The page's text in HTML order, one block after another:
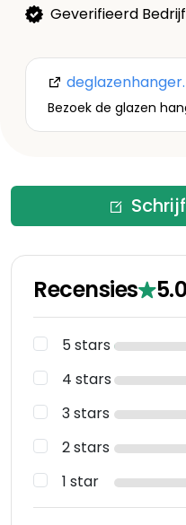
Geverifieerd Bedrijf
Bezoek de glazen
Recensies 5.0
5 stars
4 stars
3 stars
2 stars
1 star